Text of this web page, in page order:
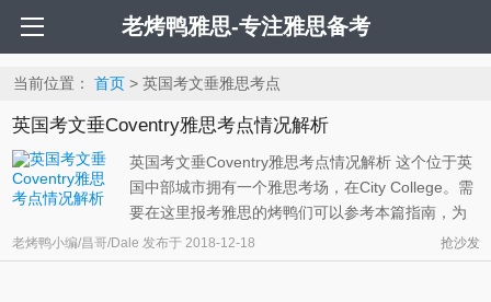
老烤鸭雅思-专注雅思备考
当前位置： 首页> 英国考文垂雅思考点
英国考文垂Coventry雅思考点情况解析
英国考文垂Coventry雅思考点情况解析 这个位于英
国中部城市拥有一个雅思考场，在City College。需
要在这里报考雅思的烤鸭们可以参考本篇指南，为
大家提供一些有用的参考信息。 如下为英国考文垂
Coventry雅思考点的具体地理位置信息： Mobile
老烤鸭小编/昌哥/Dale 发布于 2018-12-18 抢沙发